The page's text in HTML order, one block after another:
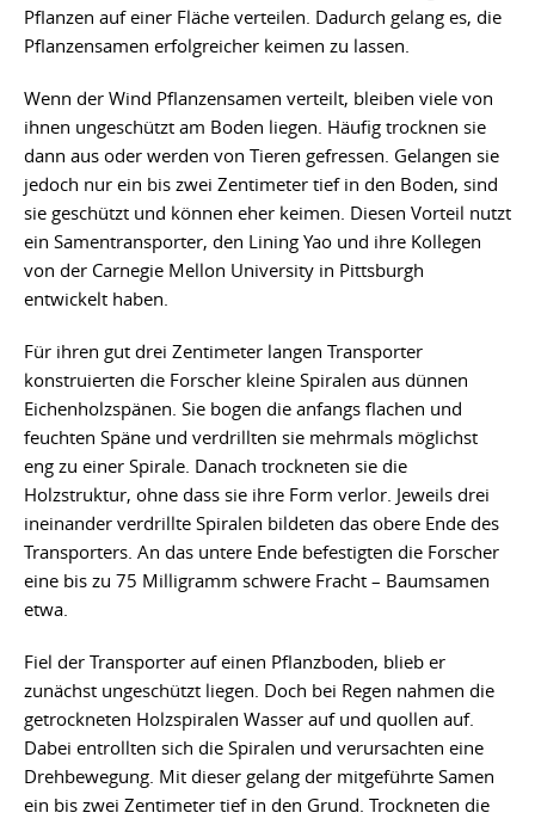
Pflanzen auf einer Fläche verteilen. Dadurch gelang es, die
Pflanzensamen erfolgreicher keimen zu lassen.
Wenn der Wind Pflanzensamen verteilt, bleiben viele von
ihnen ungeschützt am Boden liegen. Häufig trocknen sie
dann aus oder werden von Tieren gefressen. Gelangen sie
jedoch nur ein bis zwei Zentimeter tief in den Boden, sind
sie geschützt und können eher keimen. Diesen Vorteil nutzt
ein Samentransporter, den Lining Yao und ihre Kollegen
von der Carnegie Mellon University in Pittsburgh
entwickelt haben.
Für ihren gut drei Zentimeter langen Transporter
konstruierten die Forscher kleine Spiralen aus dünnen
Eichenholzspänen. Sie bogen die anfangs flachen und
feuchten Späne und verdrillten sie mehrmals möglichst
eng zu einer Spirale. Danach trockneten sie die
Holzstruktur, ohne dass sie ihre Form verlor. Jeweils drei
ineinander verdrillte Spiralen bildeten das obere Ende des
Transporters. An das untere Ende befestigten die Forscher
eine bis zu 75 Milligramm schwere Fracht – Baumsamen
etwa.
Fiel der Transporter auf einen Pflanzboden, blieb er
zunächst ungeschützt liegen. Doch bei Regen nahmen die
getrockneten Holzspiralen Wasser auf und quollen auf.
Dabei entrollten sich die Spiralen und verursachten eine
Drehbewegung. Mit dieser gelang der mitgeführte Samen
ein bis zwei Zentimeter tief in den Grund. Trockneten die